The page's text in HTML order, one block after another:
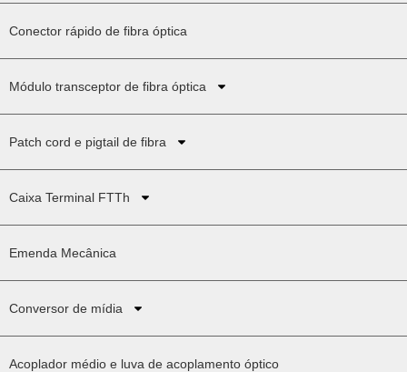
Conector rápido de fibra óptica
Módulo transceptor de fibra óptica
Patch cord e pigtail de fibra
Caixa Terminal FTTh
Emenda Mecânica
Conversor de mídia
Acoplador médio e luva de acoplamento óptico